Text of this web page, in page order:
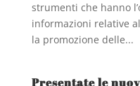
strumenti che hanno
informazioni relative
la promozione delle...
Presentate le